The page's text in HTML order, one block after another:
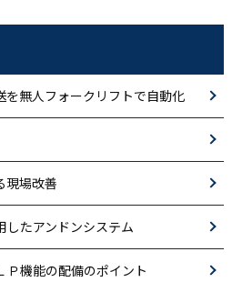
を無人フォークリフトで自動化
現場改善
したアンドンシステム
Ｐ機能の配備のポイント